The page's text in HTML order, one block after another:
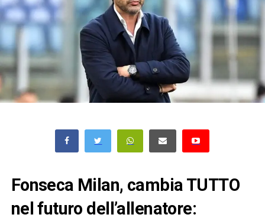
Fonseca Milan, cambia TUTTO
nel futuro dell’allenatore: